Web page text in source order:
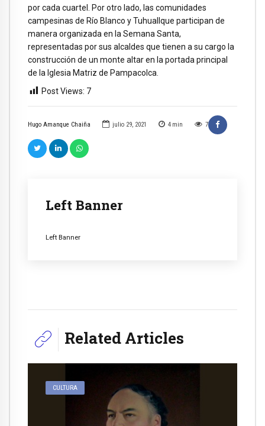
Hugo Amanque Chaiña julio 29, 2021 4 min 7
Left Banner
Left Banner
por cada cuartel. Por otro lado, las comunidades
campesinas de Río Blanco y Tuhuallque participan de
manera organizada en la Semana Santa,
representadas por sus alcaldes que tienen a su cargo la
construcción de un monte altar en la portada principal
de la Iglesia Matriz de Pampacolca.
Post Views: 7
Related Articles
CULTURA